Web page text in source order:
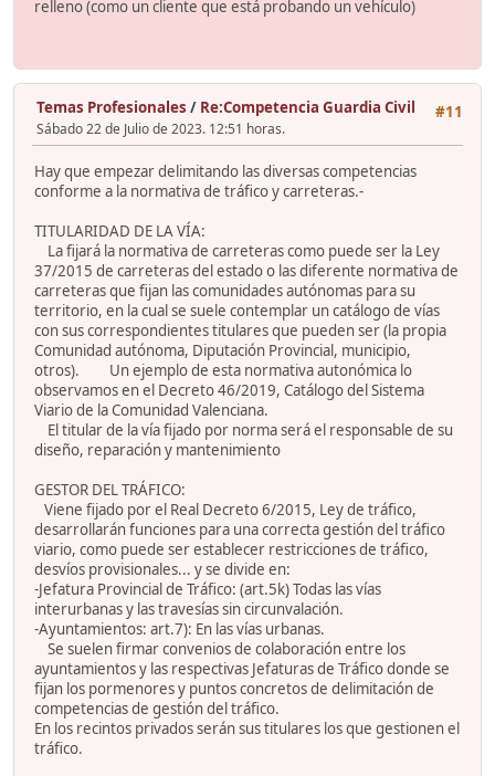
relleno (como un cliente que está probando un vehículo)
#11
Temas Profesionales / Re:Competencia Guardia Civil
Sábado 22 de Julio de 2023. 12:51 horas.
Hay que empezar delimitando las diversas competencias
conforme a la normativa de tráfico y carreteras.-
TITULARIDAD DE LA VÍA:
La fijará la normativa de carreteras como puede ser la Ley
37/2015 de carreteras del estado o las diferente normativa de
carreteras que fijan las comunidades autónomas para su
territorio, en la cual se suele contemplar un catálogo de vías
con sus correspondientes titulares que pueden ser (la propia
Comunidad autónoma, Diputación Provincial, municipio,
otros). Un ejemplo de esta normativa autonómica lo
observamos en el Decreto 46/2019, Catálogo del Sistema
Viario de la Comunidad Valenciana.
El titular de la vía fijado por norma será el responsable de su
diseño, reparación y mantenimiento
GESTOR DEL TRÁFICO:
Viene fijado por el Real Decreto 6/2015, Ley de tráfico,
desarrollarán funciones para una correcta gestión del tráfico
viario, como puede ser establecer restricciones de tráfico,
desvíos provisionales... y se divide en:
-Jefatura Provincial de Tráfico: (art.5k) Todas las vías
interurbanas y las travesías sin circunvalación.
-Ayuntamientos: art.7): En las vías urbanas.
Se suelen firmar convenios de colaboración entre los
ayuntamientos y las respectivas Jefaturas de Tráfico donde se
fijan los pormenores y puntos concretos de delimitación de
competencias de gestión del tráfico.
En los recintos privados serán sus titulares los que gestionen el
tráfico.